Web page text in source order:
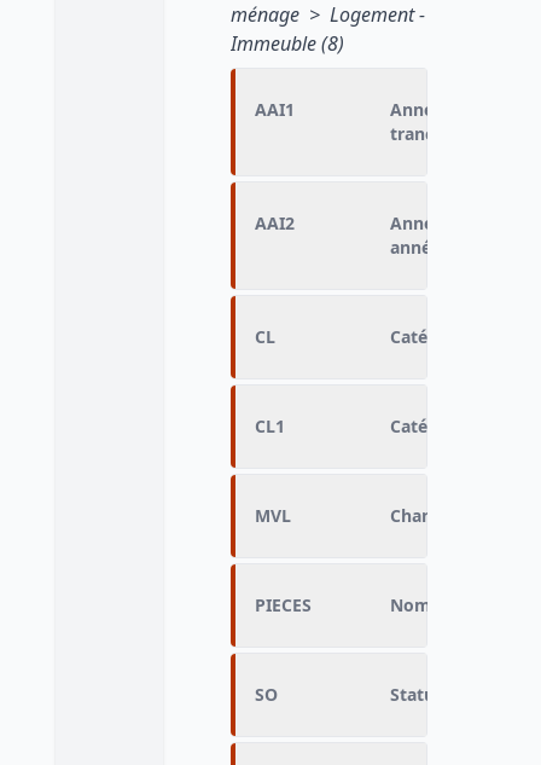
ménage > Logement -
Immeuble (8)
AAI1
Année
tranche)
AAI2
Année
année à partir de
CL Catégorie de
CL1 Catégorie de
MVL Changement de
PIECES Nombre de
SO Statut